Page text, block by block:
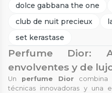
dolce gabbana the one
club de nuit precieux
set kerastase
Perfume Dior:
envolventes y de
Un perfume Dior combina
técnicas innovadoras y una